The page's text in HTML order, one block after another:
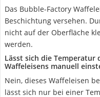
Das Bubble-Factory
Beschichtung versehen.
nicht auf der Oberfläche
werden.
Lässt sich die Temperatur
Waffeleisens manuell
Nein, dieses Waffeleisen
lässt sich nur bei einer